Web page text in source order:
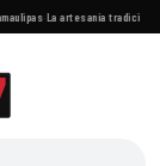
·La artesanía tradicional